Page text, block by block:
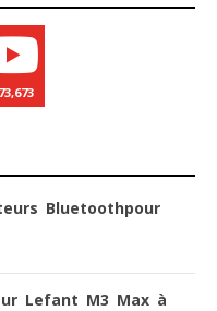
Bluetoothpour
Lefant M3 Max à